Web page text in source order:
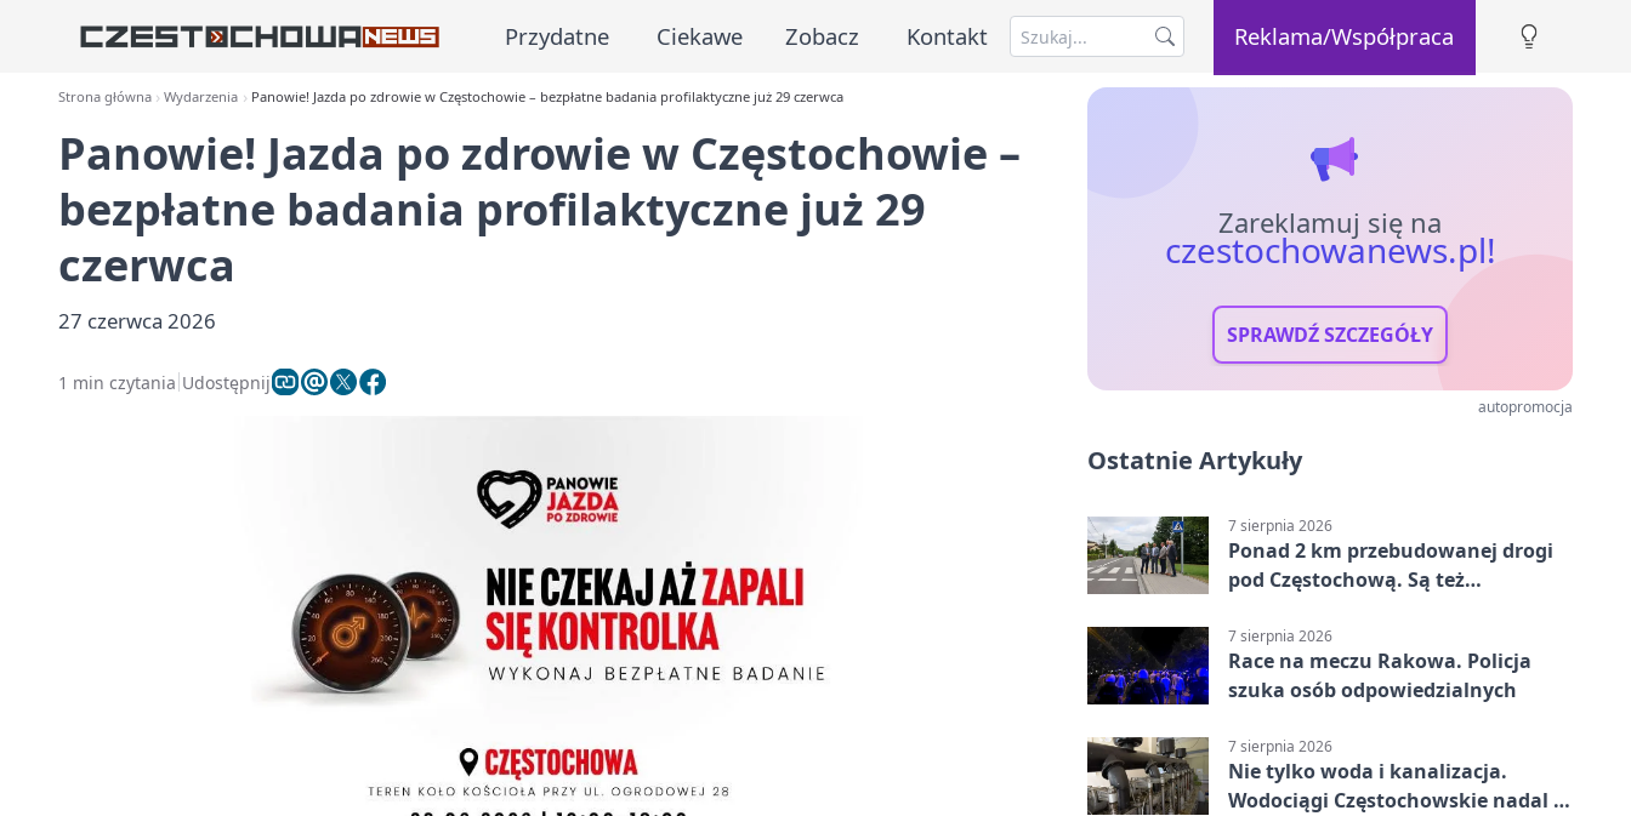
Przydatne Ciekawe Zobacz Kontakt Reklama/Współpraca
Strona główna Wydarzenia Panowie! Jazda po zdrowie w Częstochowie – bezpłatne badania profilaktyczne już 29 czerwca
Panowie! Jazda po zdrowie w Częstochowie –
bezpłatne badania profilaktyczne już 29
czerwca
27 czerwca 2026
1 min czytania Udostępnij
Zareklamuj się na
czestochowanews.pl!
SPRAWDŹ SZCZEGÓŁY
autopromocja
Ostatnie Artykuły
7 sierpnia 2026
Ponad 2 km przebudowanej drogi
pod Częstochową. Są też
7 sierpnia 2026
Race na meczu Rakowa. Policja
szuka osób odpowiedzialnych
7 sierpnia 2026
Nie tylko woda i kanalizacja.
Wodociągi Częstochowskie nadal w